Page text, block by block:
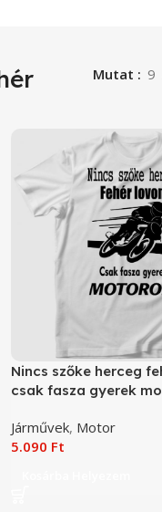
Mutat 9
Nincs szőke herceg
csak fasza gyerek
Járművek, Motor
5.090 Ft